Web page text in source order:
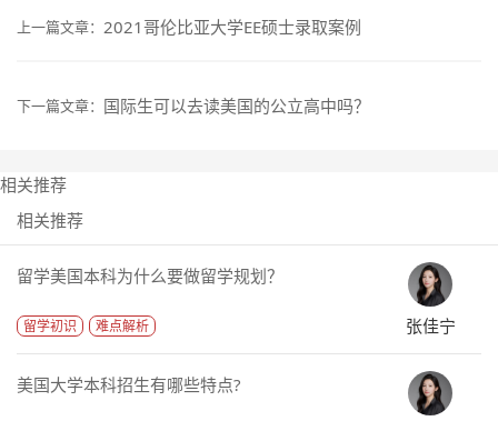
上一篇文章： 2021哥伦比亚大学EE硕士录取案例
下一篇文章： 国际生可以去读美国的公立高中吗？
相关推荐
相关推荐
留学美国本科为什么要做留学规划？
留学初识 难点解析 张佳宁
美国大学本科招生有哪些特点?